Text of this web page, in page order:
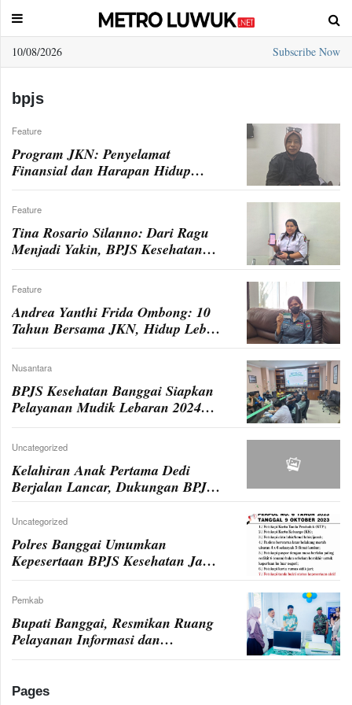
10/08/2026
Subscribe Now
Sample
bpjs
Feature
Program JKN: Penyelamat
Finansial dan Harapan Hidup
Lebih Baik bagi Keluarga Anice
Kujab
Feature
Tina Rosario Silanno: Dari Ragu
Menjadi Yakin, BPJS Kesehatan
Adalah Solusi Jaminan Kesehatan
Feature
Andrea Yanthi Frida Ombong: 10
Tahun Bersama JKN, Hidup Lebih
Terjamin
Nusantara
BPJS Kesehatan Banggai Siapkan
Pelayanan Mudik Lebaran 2024
dengan Kemudahan Akses dan
Layanan Kesehatan Terpadu
Uncategorized
Kelahiran Anak Pertama Dedi
Berjalan Lancar, Dukungan BPJS
Kesehatan Beri Kelegaan
Uncategorized
Polres Banggai Umumkan
Kepesertaan BPJS Kesehatan Jadi
Syarat SKCK Mulai 13 November
2023
Pemkab
Bupati Banggai, Resmikan Ruang
Pelayanan Informasi dan
Pengaduan BPJS Kesehatan dalam
Kesehatan
Pages